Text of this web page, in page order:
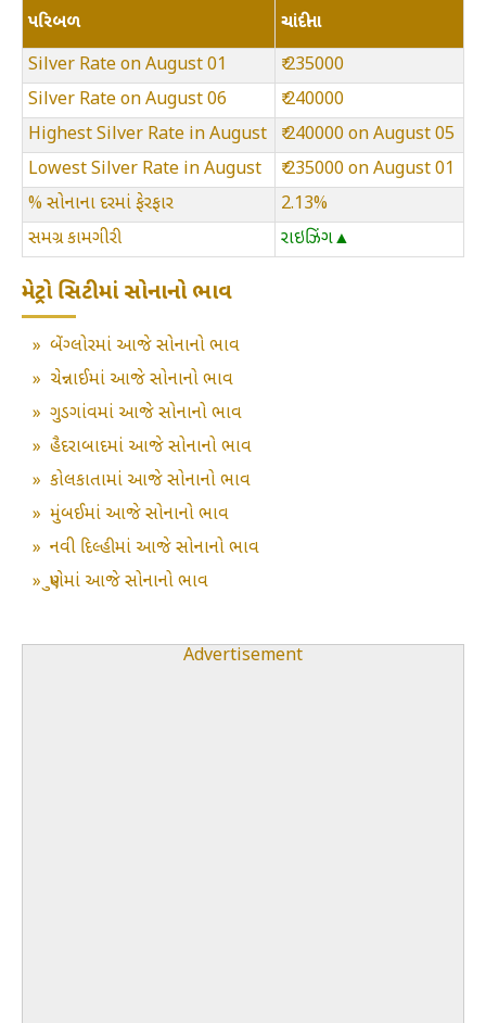
પરિબળ
ચાંદીના
Silver Rate on August 01
₹ 235000
Silver Rate on August 06
₹ 240000
Highest Silver Rate in August
₹ 240000 on August 05
Lowest Silver Rate in August
₹ 235000 on August 01
% સોનાના દરમાં ફેરફાર
2.13%
સમગ્ર કામગીરી
રાઇઝિંગ▲
મેટ્રો સિટીમાં સોનાનો ભાવ
» બેંગ્લોરમાં આજે સોનાનો ભાવ
» ચેન્નાઈમાં આજે સોનાનો ભાવ
» ગુડગાંવમાં આજે સોનાનો ભાવ
» હૈદરાબાદમાં આજે સોનાનો ભાવ
» કોલકાતામાં આજે સોનાનો ભાવ
» મુંબઈમાં આજે સોનાનો ભાવ
» નવી દિલ્હીમાં આજે સોનાનો ભાવ
»પુણેમાં આજે સોનાનો ભાવ
Advertisement